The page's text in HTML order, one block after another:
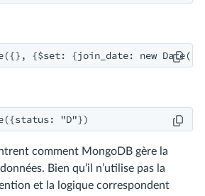
{$set: {join_date: new
"D"})
comment MongoDB gère la
Bien qu’il n’utilise pas la
et la logique correspondent